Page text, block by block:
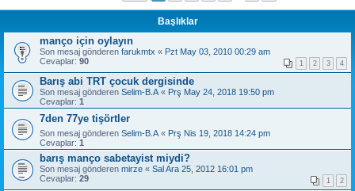
Başlıklar
manço için oylayın
Son mesaj gönderen farukmtx « Pzt May 03, 2010 00:29 am
Cevaplar: 90 1 2 3 4
Barış abi TRT çocuk dergisinde
Son mesaj gönderen Selim-B.A « Prş May 24, 2018 19:50 pm
Cevaplar: 1
7den 77ye tişörtler
Son mesaj gönderen Selim-B.A « Prş Nis 19, 2018 14:24 pm
Cevaplar: 1
barış manço sabetayist miydi?
Son mesaj gönderen mirze « Sal Ara 25, 2012 16:01 pm
Cevaplar: 29 1 2